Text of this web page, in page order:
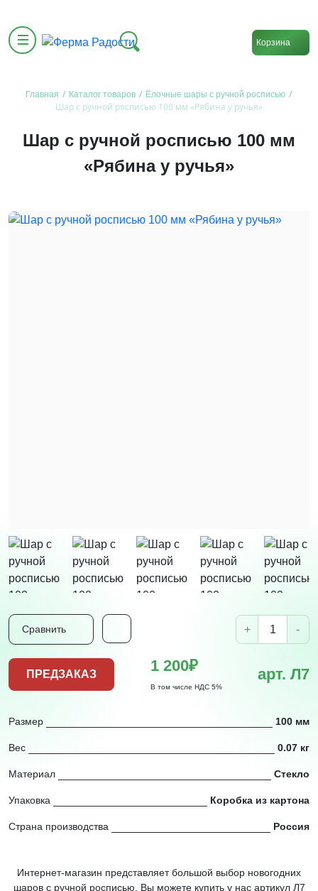
Корзина
Главная / Каталог товаров / Ёлочные шары с ручной росписью /
Шар с ручной росписью 100 мм «Рябина у ручья»
Шар с ручной росписью 100 мм
«Рябина у ручья»
Сравнить + -
ПРЕДЗАКАЗ 1 200₽
В том числе НДС 5%
арт. Л7
Размер 100 мм
Вес 0.07 кг
Материал Стекло
Упаковка Коробка из картона
Страна производства Россия
Интернет-магазин представляет большой выбор новогодних
шаров с ручной росписью. Вы можете купить у нас артикул Л7